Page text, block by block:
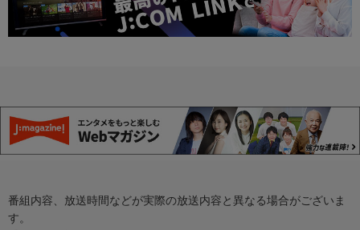
番組内容、放送時間などが実際の放送内容と異なる場合がございま
す。